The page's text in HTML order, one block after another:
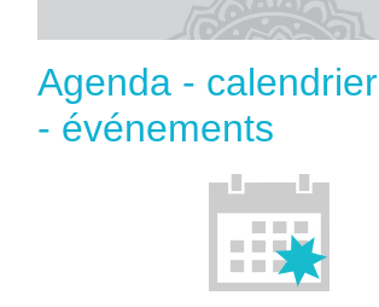
Agenda - calendrier
- événements